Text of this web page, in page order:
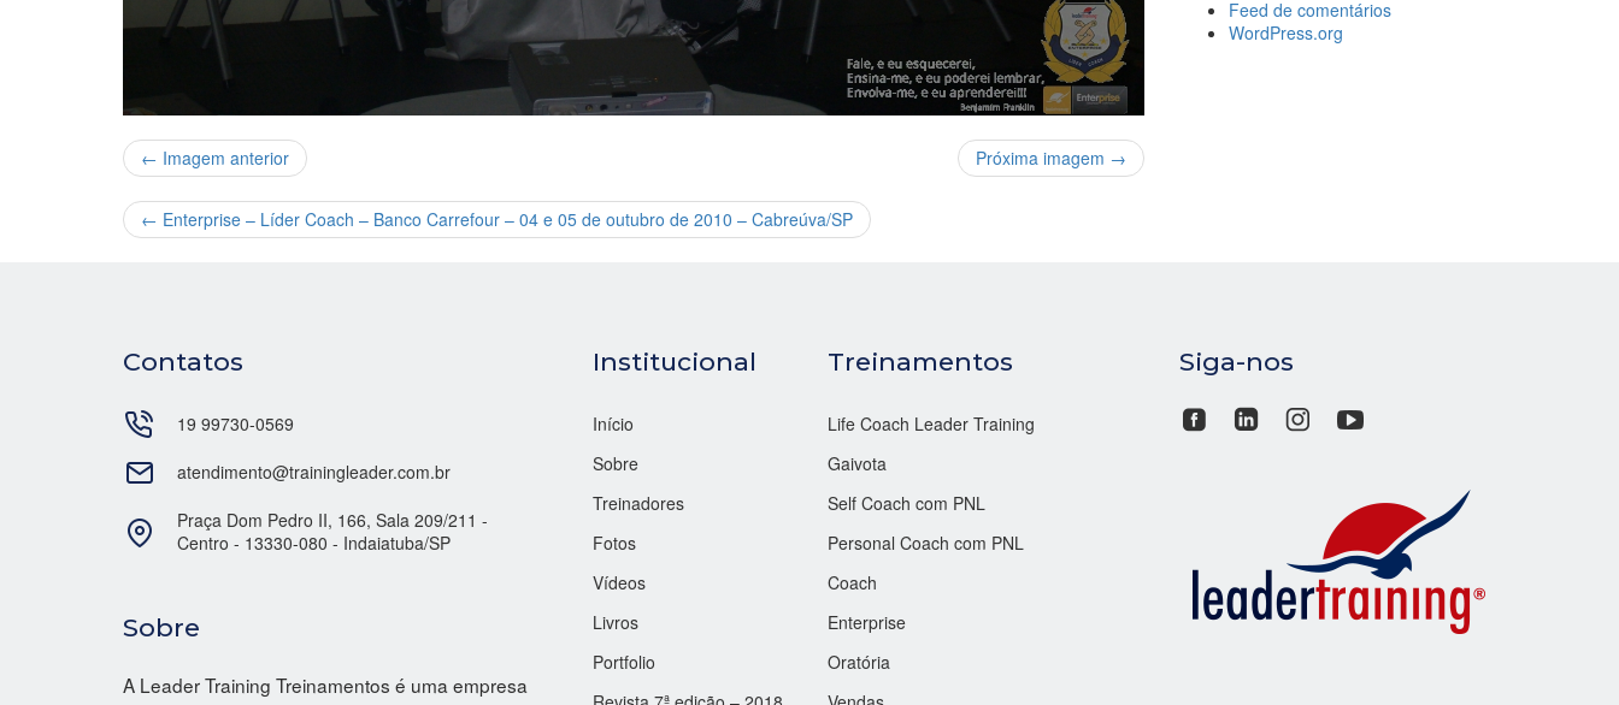
← Imagem anterior Próxima imagem →
← Enterprise – Líder Coach – Banco Carrefour – 04 e 05 de outubro de 2010 – Cabreúva/SP
Feed de comentários
WordPress.org
Contatos
19 99730-0569
atendimento@trainingleader.com.br
Praça Dom Pedro II, 166, Sala 209/211 -
Centro - 13330-080 - Indaiatuba/SP
Sobre
A Leader Training Treinamentos é uma empresa
Institucional
Início
Sobre
Treinadores
Fotos
Vídeos
Livros
Portfolio
Treinamentos
Life Coach Leader Training
Gaivota
Self Coach com PNL
Personal Coach com PNL
Coach
Enterprise
Oratória
Siga-nos